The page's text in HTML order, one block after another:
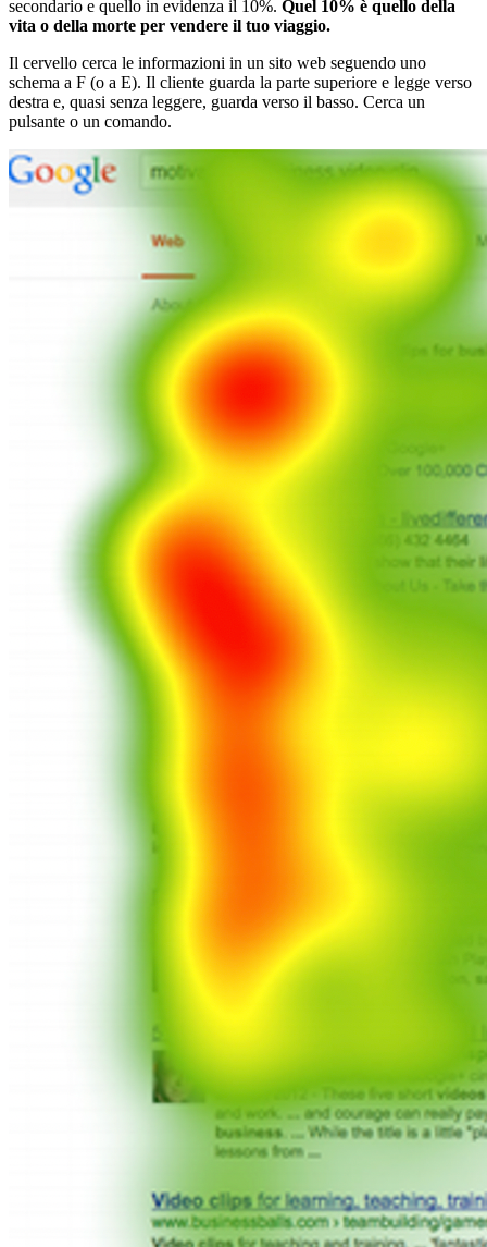
secondario e quello in evidenza il 10%. Quel 10% è quello della
vita o della morte per vendere il tuo viaggio.
Il cervello cerca le informazioni in un sito web seguendo uno
schema a F (o a E). Il cliente guarda la parte superiore e legge verso
destra e, quasi senza leggere, guarda verso il basso. Cerca un
pulsante o un comando.